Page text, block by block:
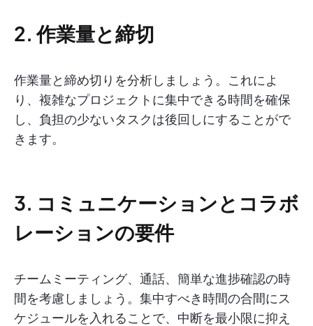
2. 作業量と締切
作業量と締め切りを分析しましょう。これによ
り、複雑なプロジェクトに集中できる時間を確保
し、負担の少ないタスクは後回しにすることがで
きます。
3. コミュニケーションとコラボ
レーションの要件
チームミーティング、通話、簡単な進捗確認の時
間を考慮しましょう。集中すべき時間の合間にス
ケジュールを入れることで、中断を最小限に抑え